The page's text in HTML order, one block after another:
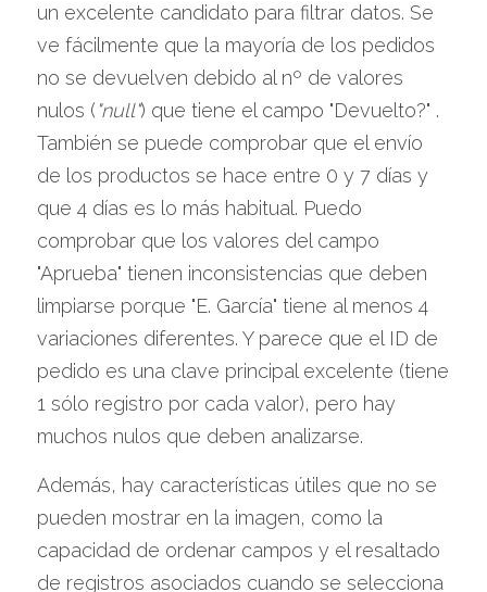
un excelente candidato para filtrar datos. Se
ve fácilmente que la mayoría de los pedidos
no se devuelven debido al nº de valores
nulos ( "null") que tiene el campo "Devuelto?" .
También se puede comprobar que el envío
de los productos se hace entre 0 y 7 días y
que 4 días es lo más habitual. Puedo
comprobar que los valores del campo
"Aprueba" tienen inconsistencias que deben
limpiarse porque "E. García" tiene al menos 4
variaciones diferentes. Y parece que el ID de
pedido es una clave principal excelente (tiene
1 sólo registro por cada valor), pero hay
muchos nulos que deben analizarse.
Además, hay características útiles que no se
pueden mostrar en la imagen, como la
capacidad de ordenar campos y el resaltado
de registros asociados cuando se selecciona